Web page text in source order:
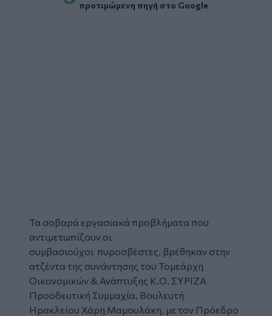
προτιμώμενη πηγή στο Google
Τα σοβαρά εργασιακά προβλήματα που
αντιμετωπίζουν οι
συμβασιούχοι πυροσβέστες, βρέθηκαν στην
ατζέντα της συνάντησης του Τομεάρχη
Οικονομικών & Ανάπτυξης Κ.Ο. ΣΥΡΙΖΑ
Προοδευτική Συμμαχία, Βουλευτή
Ηρακλείου Χάρη Μαμουλάκη, με τον Πρόεδρο